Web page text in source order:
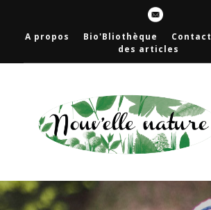
A propos Bio'Bliothèque Contact
des articles